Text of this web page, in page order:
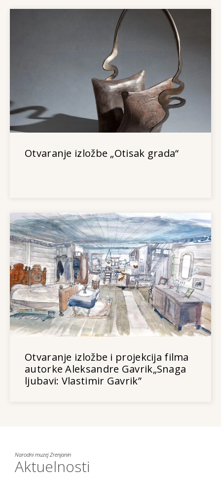
Otvaranje izložbe „Otisak grada“
Otvaranje izložbe i projekcija filma
autorke Aleksandre Gavrik„Snaga
ljubavi: Vlastimir Gavrik”
Narodni muzej Zrenjanin
Aktuelnosti